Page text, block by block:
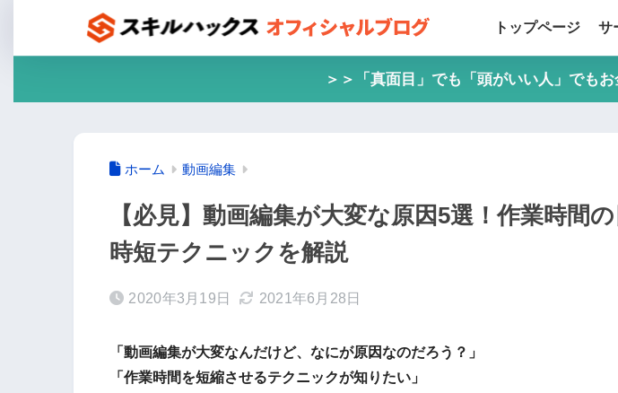
トップページ サ
＞＞「真面目」でも「頭がいい人」でも
ホーム 動画編集
【必見】動画編集が大変な原因5選！作業時間
時短テクニックを解説
2020年3月19日 2021年6月28日
「動画編集が大変なんだけど、なにが原因なのだろう？」
「作業時間を短縮させるテクニックが知りたい」